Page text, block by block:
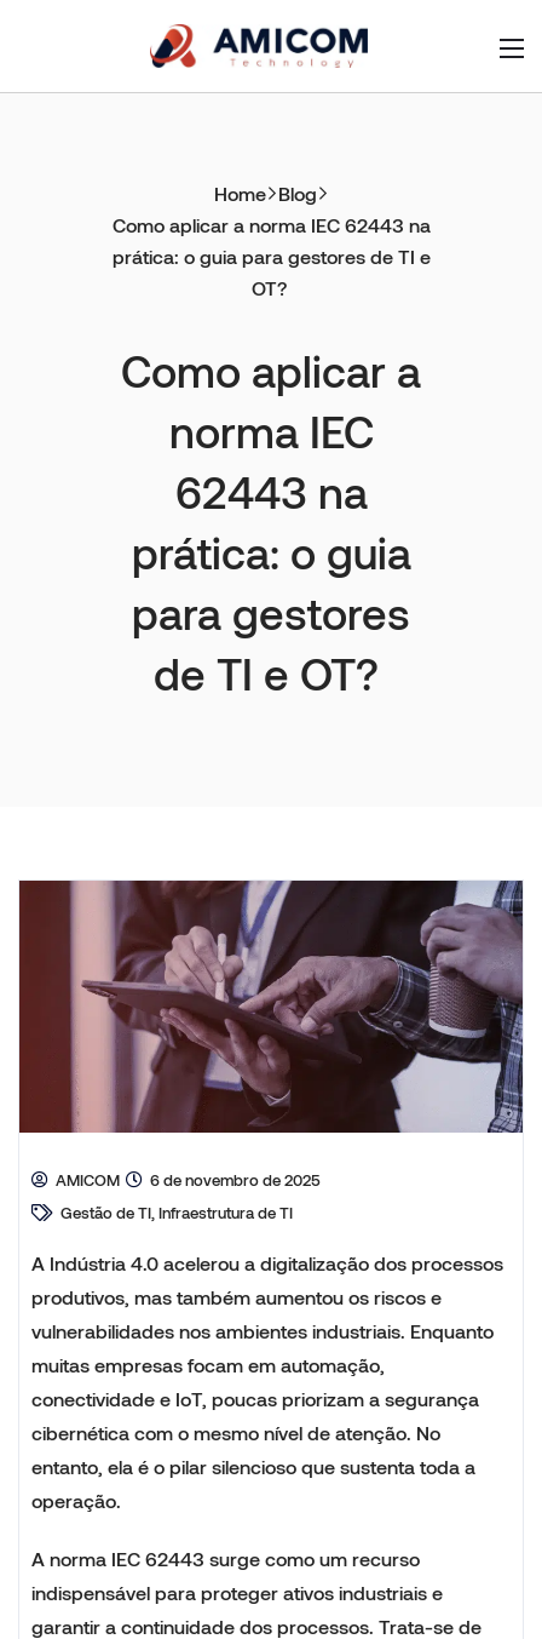
Home
Blog
Como aplicar a norma IEC 62443 na
prática: o guia para gestores de TI e
OT?
Como aplicar a
norma IEC
62443 na
prática: o guia
para gestores
de TI e OT?
AMICOM
6 de novembro de 2025
Gestão de TI, Infraestrutura de TI
A Indústria 4.0 acelerou a digitalização dos processos
produtivos, mas também aumentou os riscos e
vulnerabilidades nos ambientes industriais. Enquanto
muitas empresas focam em automação,
conectividade e IoT, poucas priorizam a segurança
cibernética com o mesmo nível de atenção. No
entanto, ela é o pilar silencioso que sustenta toda a
operação.
A norma IEC 62443 surge como um recurso
indispensável para proteger ativos industriais e
garantir a continuidade dos processos. Trata-se de